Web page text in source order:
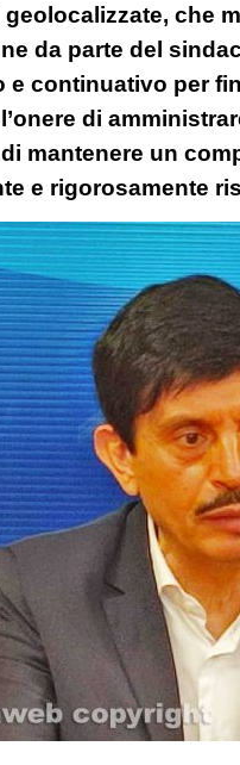
geolocalizzate, che
da parte del
e continuativo per
l’onere di
mantenere un
e rigorosamente